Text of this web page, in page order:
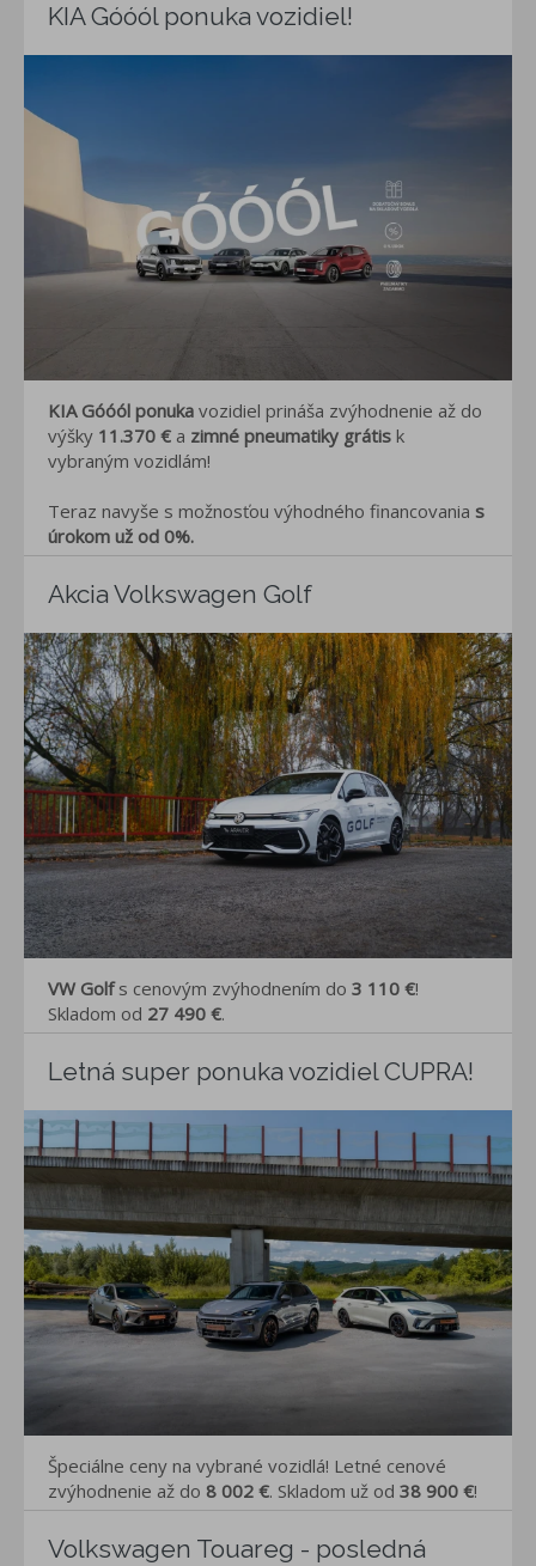
KIA Góóól ponuka vozidiel!
KIA Góóól ponuka vozidiel prináša zvýhodnenie až do
výšky 11.370 € a zimné pneumatiky grátis k
vybraným vozidlám!
Teraz navyše s možnosťou výhodného financovania s
úrokom už od 0%.
Akcia Volkswagen Golf
VW Golfs cenovým zvýhodnením do 3 110 €!
Skladom od 27 490 €.
Letná super ponuka vozidiel CUPRA!
Špeciálne ceny na vybrané vozidlá! Letné cenové
zvýhodnenie až do 8 002 €. Skladom už od 38 900 €!
Volkswagen Touareg - posledná